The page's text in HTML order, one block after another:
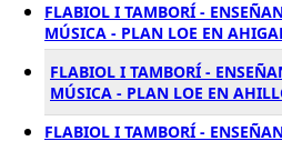
FLABIOL I TAMBORÍ -
MÚSICA - PLAN LOE EN
FLABIOL I TAMBORÍ -
MÚSICA - PLAN LOE EN
FLABIOL I TAMBORÍ -